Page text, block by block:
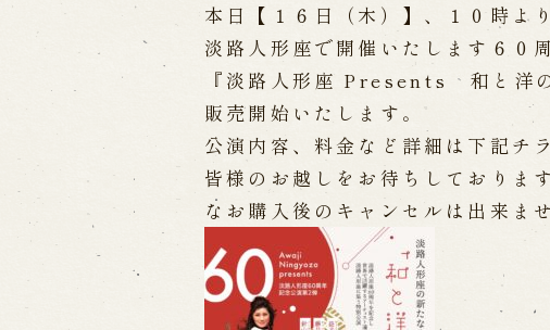
出張公演
出張公演 学校公演 海外旅行客向け特別公
歴史
淡路島と国生み神話
淡路人形浄瑠璃の歴史
淡路人形独自の演目
淡路人形の広がり
南あわじ市の伝統芸能
本日【１６日（木）】、１０時よ
淡路人形座で開催いたします６０
『淡路人形座 Presents 和と洋
販売開始いたします。
公演内容、料金など詳細は下記チ
皆様のお越しをお待ちしております
なお購入後のキャンセルは出来ま